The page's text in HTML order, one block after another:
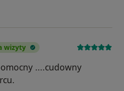
wizyty
....cudowny